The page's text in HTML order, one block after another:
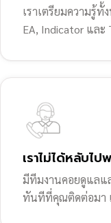
เราเตรียมความรู้
EA, Indicator และ
เราไม่ได้หลับไ
มีทีมงานคอยดูแลแ
ทันทีที่คุณติดต่อมา